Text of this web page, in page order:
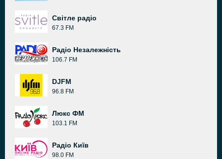
Світле радіо
67.3 FM
Радіо Незалежність
106.7 FM
DJFM
96.8 FM
Люкс ФМ
103.1 FM
Радіо Київ
98.0 FM